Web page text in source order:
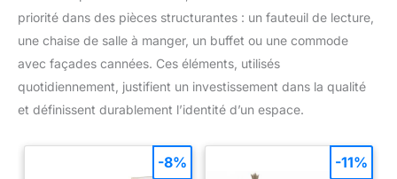
priorité dans des pièces structurantes : un fauteuil de lecture,
une chaise de salle à manger, un buffet ou une commode
avec façades cannées. Ces éléments, utilisés
quotidiennement, justifient un investissement dans la qualité
et définissent durablement l’identité d’un espace.
-8% -11%